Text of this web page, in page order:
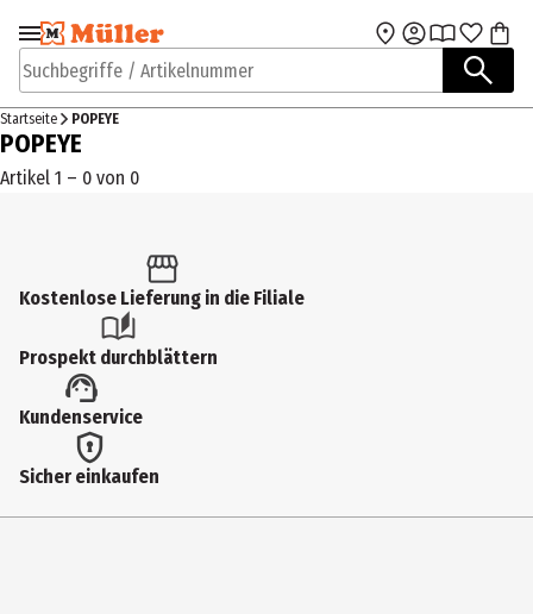
Zur Navigation
springen
Zum Hauptinhalt
Suchbegriffe / Artikelnummer
Startseite POPEYE
POPEYE
Artikel 1 – 0 von 0
Kostenlose Lieferung in die Filiale
Prospekt durchblättern
Kundenservice
Sicher einkaufen